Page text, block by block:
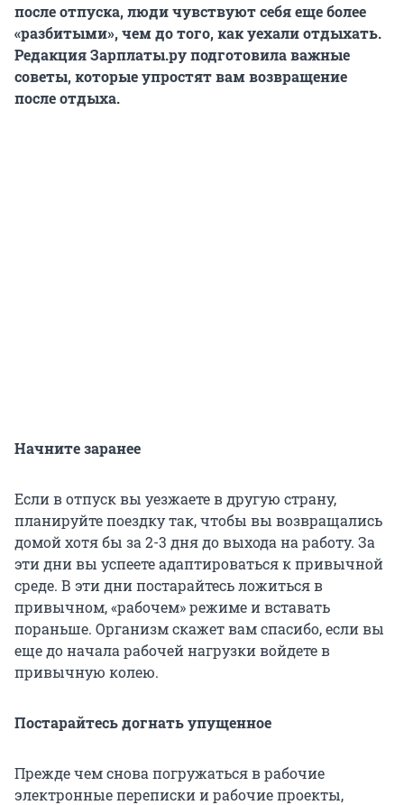
после отпуска, люди чувствуют себя еще более
«разбитыми», чем до того, как уехали отдыхать.
Редакция Зарплаты.ру подготовила важные
советы, которые упростят вам возвращение
после отдыха.
Начните заранее
Если в отпуск вы уезжаете в другую страну,
планируйте поездку так, чтобы вы возвращались
домой хотя бы за 2-3 дня до выхода на работу. За
эти дни вы успеете адаптироваться к привычной
среде. В эти дни постарайтесь ложиться в
привычном, «рабочем» режиме и вставать
пораньше. Организм скажет вам спасибо, если вы
еще до начала рабочей нагрузки войдете в
привычную колею.
Постарайтесь догнать упущенное
Прежде чем снова погружаться в рабочие
электронные переписки и рабочие проекты,